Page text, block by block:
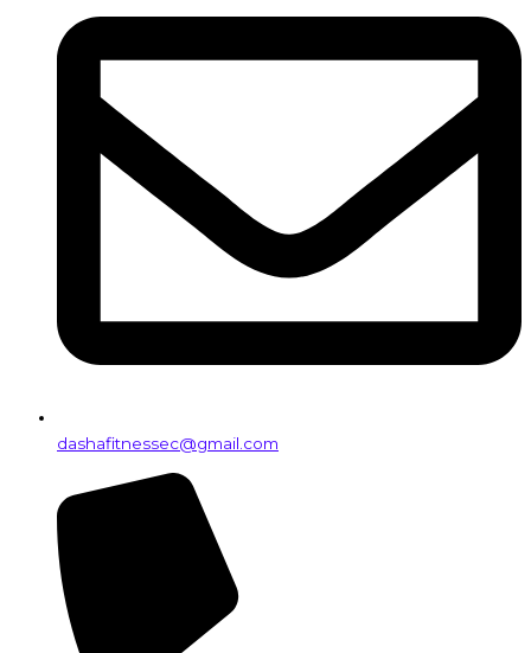
dashafitnessec@gmail.com